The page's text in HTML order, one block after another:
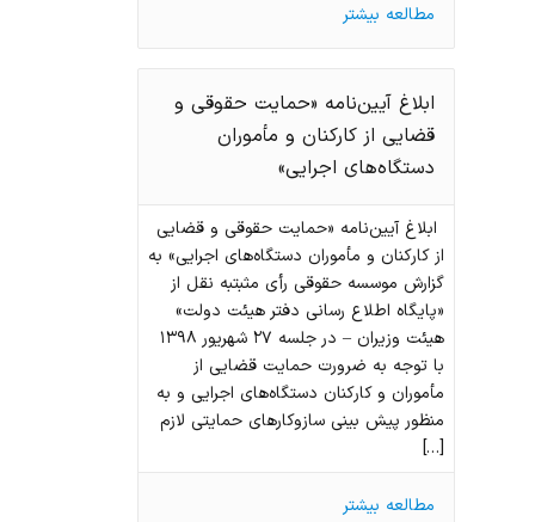
مطالعه بیشتر
ابلاغ آیین‌‌نامه «حمایت حقوقی و
قضایی از کارکنان و مأموران
دستگاه‌های اجرایی»
ابلاغ آیین‌‌نامه «حمایت حقوقی و قضایی
از کارکنان و مأموران دستگاه‌های اجرایی» به
گزارش موسسه حقوقی رأی مثبتبه نقل از
«پایگاه اطلاع رسانی دفتر هیئت دولت»
هیئت وزیران – در جلسه ۲۷ شهریور ۱۳۹۸
با توجه به ضرورت حمایت قضایی از
مأموران و کارکنان دستگاه‌های اجرایی و به
منظور پیش‌ بینی سازوکارهای حمایتی لازم
[…]
مطالعه بیشتر